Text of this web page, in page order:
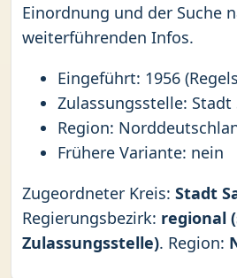
Einordnung und der Suche
weiterführenden Infos.
Eingeführt: 1956
Zulassungsstelle:
Region:
Frühere Variante: nein
Zugeordneter Kreis: Stadt
Regierungsbezirk: regional
Zulassungsstelle). Region: